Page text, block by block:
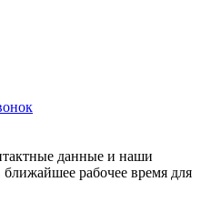
данные и наши
рабочее время для